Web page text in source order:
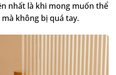
nhất là khi mong muốn thể
không bị quá tay.